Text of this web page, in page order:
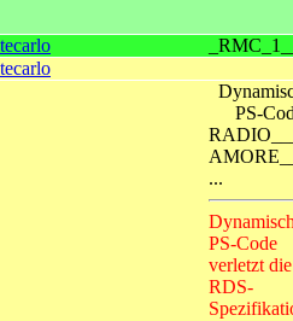
PS-
...
PS-Code
verletzt die
RDS-